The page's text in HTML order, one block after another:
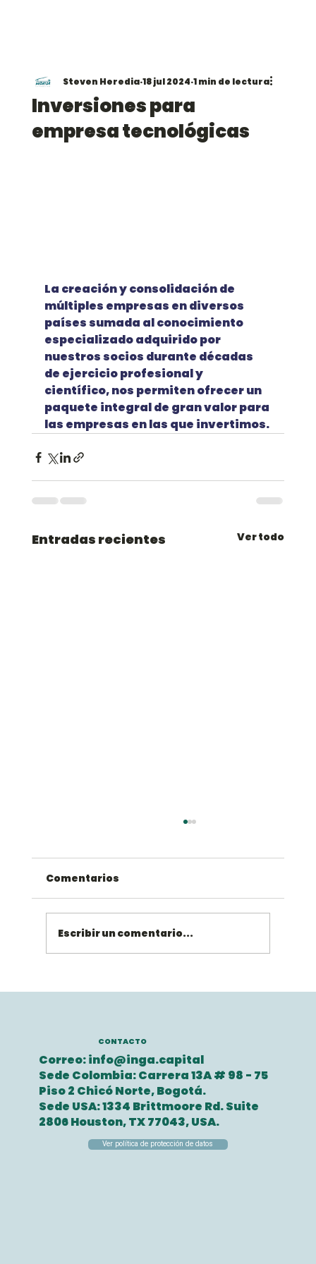
Inversiones para
empresa tecnológicas
Steven Heredia 18 jul 2024 1 min de lectura
La creación y consolidación de
múltiples empresas en diversos
países sumada al conocimiento
especializado adquirido por
nuestros socios durante décadas
de ejercicio profesional y
científico, nos permiten ofrecer un
paquete integral de gran valor para
las empresas en las que invertimos.
Entradas recientes Ver todo
Copia de Inversiones para
Comentarios
Escribir un comentario...
CONTACTO
Correo:info@inga.capital
Sede Colombia: Carrera 13A # 98 - 75
Piso 2 Chicó Norte, Bogotá.
Sede USA: 1334 Brittmoore Rd. Suite
2806 Houston, TX 77043, USA.
Ver política de protección de datos